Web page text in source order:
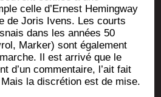
celle d’Ernest Heming­way
de Joris Ivens. Les courts
dans les années 50
Mar­ker) sont éga­le­ment
Il est arri­vé que le
d’un com­men­taire, l’ait fait
la dis­cré­tion est de mise.